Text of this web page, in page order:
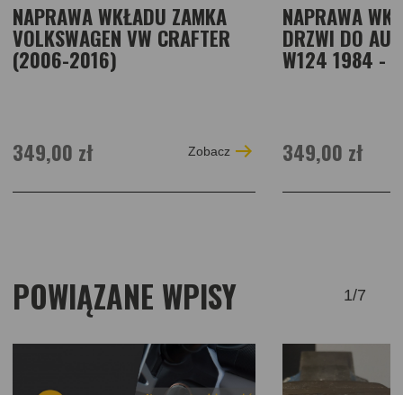
NAPRAWA WKŁADU ZAMKA
VOLKSWAGEN VW CRAFTER
(2006-2016)
349,00 zł Zobacz
NAPRAWA
DRZWI DO
W124 1984 -
349,00 zł
POWIĄZANE WPISY 1/7